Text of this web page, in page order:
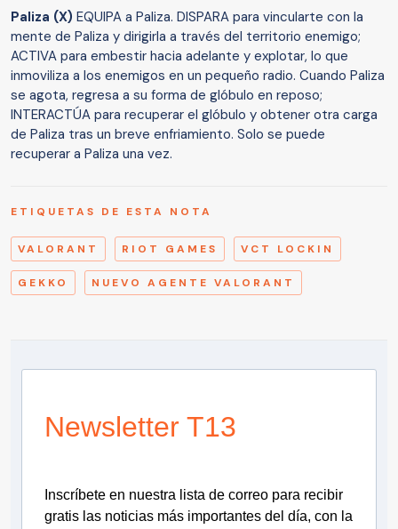
Paliza (X) EQUIPA a Paliza. DISPARA para vincularte con la
mente de Paliza y dirigirla a través del territorio enemigo;
ACTIVA para embestir hacia adelante y explotar, lo que
inmoviliza a los enemigos en un pequeño radio. Cuando Paliza
se agota, regresa a su forma de glóbulo en reposo;
INTERACTÚA para recuperar el glóbulo y obtener otra carga
de Paliza tras un breve enfriamiento. Solo se puede
recuperar a Paliza una vez.
ETIQUETAS DE ESTA NOTA
VALORANT RIOT GAMES VCT LOCKIN
GEKKO NUEVO AGENTE VALORANT
Newsletter T13
Inscríbete en nuestra lista de correo para recibir
gratis las noticias más importantes del día, con la